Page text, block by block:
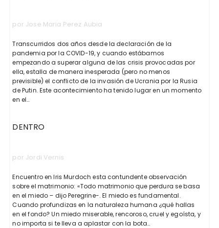
por Jose Maria Perez Aubia
Transcurridos dos años desde la declaración de la
pandemia por la COVID-19, y cuando estábamos
empezando a superar alguna de las crisis provocadas por
ella, estalla de manera inesperada (pero no menos
previsible) el conflicto de la invasión de Ucrania por la Rusia
de Putin. Este acontecimiento ha tenido lugar en un momento
en el…
DENTRO
por Jordi Vernis
Encuentro en Iris Murdoch esta contundente observación
sobre el matrimonio: «Todo matrimonio que perdura se basa
en el miedo – dijo Peregrine-. El miedo es fundamental.
Cuando profundizas en la naturaleza humana ¿qué hallas
en el fondo? Un miedo miserable, rencoroso, cruel y egoísta, y
no importa si te lleva a aplastar con la bota…